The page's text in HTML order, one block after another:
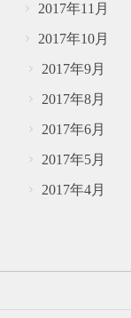
2017年11月
2017年10月
2017年9月
2017年8月
2017年6月
2017年5月
2017年4月